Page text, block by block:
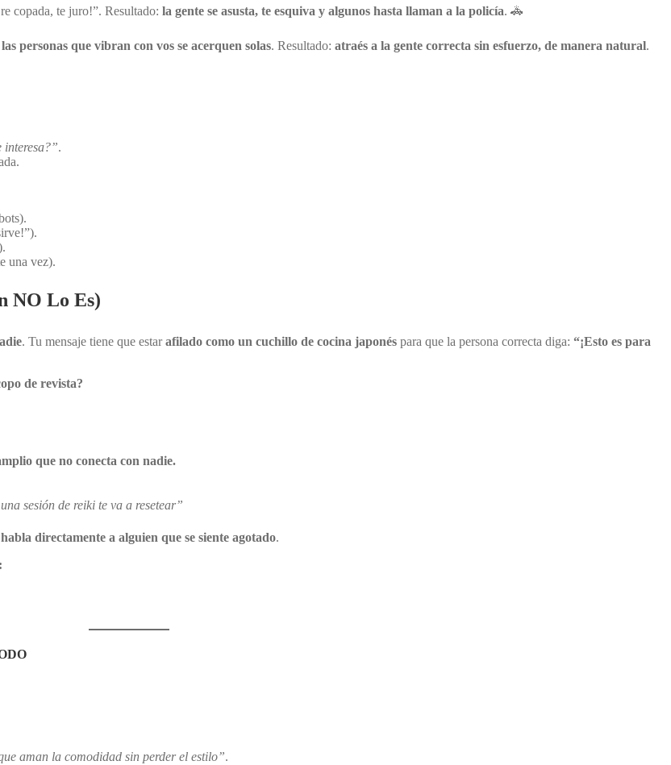
copada, te juro!”. Resultado: la gente se asusta, te esquiva y algunos hasta llaman a la policía. 🚓
personas que vibran con vos se acerquen solas. Resultado: atraés a la gente correcta sin esfuerzo, de manera natural.
interesa?”.
una vez).
NO Lo Es)
. Tu mensaje tiene que estarafilado como un cuchillo de cocina japonés para que la persona correcta diga: “¡Esto es para
de revista?
que no conecta con nadie.
sesión de reiki te va a resetear”
directamente a alguien que se siente agotado.
aman la comodidad sin perder el estilo”.